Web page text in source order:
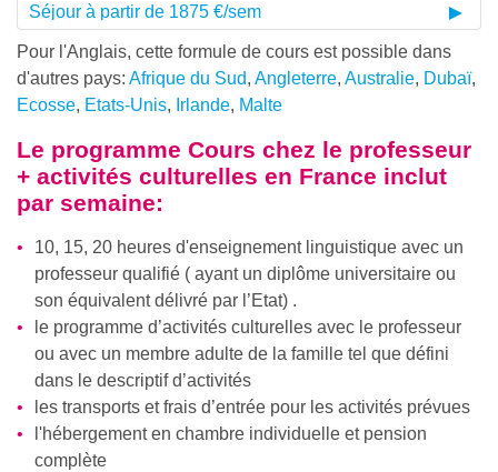
Séjour à partir de 1875 €/sem
Pour l'Anglais, cette formule de cours est possible dans
d'autres pays: Afrique du Sud, Angleterre, Australie, Dubaï,
Ecosse, Etats-Unis, Irlande, Malte
Le programme Cours chez le professeur
+ activités culturelles en France inclut
par semaine:
10, 15, 20 heures d'enseignement linguistique avec un
professeur qualifié ( ayant un diplôme universitaire ou
son équivalent délivré par l’Etat) .
le programme d’activités culturelles avec le professeur
ou avec un membre adulte de la famille tel que défini
dans le descriptif d’activités
les transports et frais d’entrée pour les activités prévues
l'hébergement en chambre individuelle et pension
complète